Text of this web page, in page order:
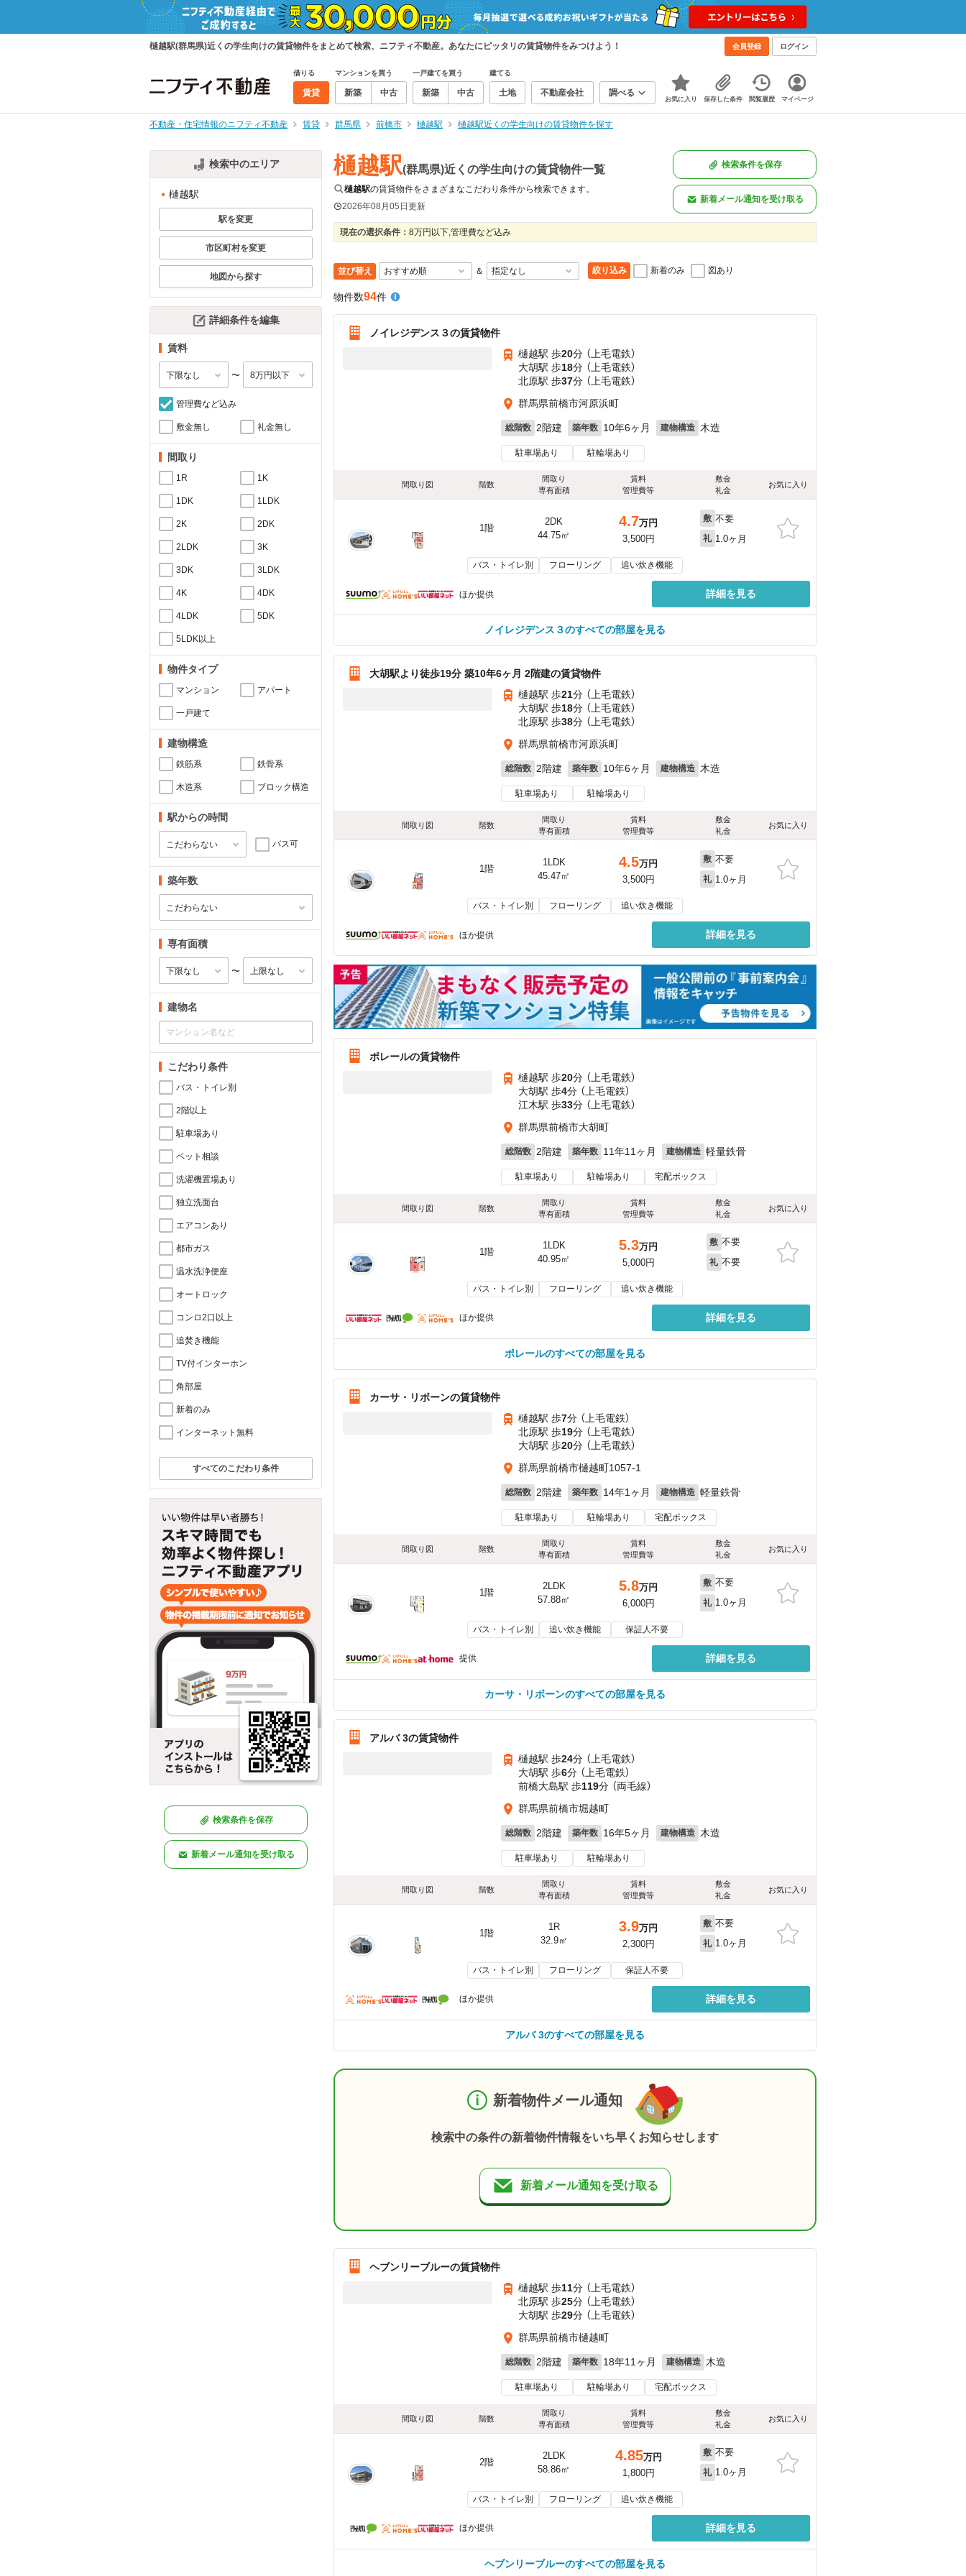
樋越駅(群馬県)近くの学生向けの賃貸物件をまとめて検索、ニフティ不動産。あなたにピッタリの賃貸物件をみつけよう！ 会員登録 ログイン
借りる
賃貸
マンションを買う
新築 中古
一戸建てを買う
新築 中古
建てる
土地 不動産会社 調べる
お気に入り 保存した条件 閲覧履歴 マイページ
不動産・住宅情報のニフティ不動産 賃貸 群馬県 前橋市 樋越駅 樋越駅近くの学生向けの賃貸物件を探す
検索中のエリア
樋越駅
駅を変更
市区町村を変更
地図から探す
詳細条件を編集
賃料
〜
管理費など込み
敷金無し 礼金無し
間取り
1R 1K
1DK 1LDK
2K 2DK
2LDK 3K
3DK 3LDK
4K 4DK
4LDK 5DK
5LDK以上
物件タイプ
マンション アパート
一戸建て
建物構造
鉄筋系 鉄骨系
木造系 ブロック構造
駅からの時間
バス可
築年数
専有面積
〜
建物名
こだわり条件
バス・トイレ別
2階以上
駐車場あり
ペット相談
洗濯機置場あり
独立洗面台
エアコンあり
都市ガス
温水洗浄便座
オートロック
コンロ2口以上
追焚き機能
TV付インターホン
角部屋
新着のみ
インターネット無料
すべてのこだわり条件
検索条件を保存
新着メール通知を受け取る
樋越駅(群馬県)近くの学生向けの賃貸物件一覧
樋越駅の賃貸物件をさまざまなこだわり条件から検索できます。
2026年08月05日更新
検索条件を保存
新着メール通知を受け取る
現在の選択条件： 8万円以下,管理費など込み
並び替え ＆ 絞り込み 新着のみ 図あり
物件数94件
ノイレジデンス３の賃貸物件
樋越駅 歩20分 （上毛電鉄）
大胡駅 歩18分 （上毛電鉄）
北原駅 歩37分 （上毛電鉄）
群馬県前橋市河原浜町
総階数 2階建 築年数 10年6ヶ月 建物構造 木造
駐車場あり 駐輪場あり
間取り図 階数
間取り
専有面積
賃料
管理費等
敷金
礼金
お気に入り
1階
2DK
44.75㎡
4.7万円
3,500円
敷 不要
礼 1.0ヶ月
バス・トイレ別 フローリング 追い炊き機能
ほか提供 詳細を見る
ノイレジデンス３のすべての部屋を見る
大胡駅より徒歩19分 築10年6ヶ月 2階建の賃貸物件
樋越駅 歩21分 （上毛電鉄）
大胡駅 歩18分 （上毛電鉄）
北原駅 歩38分 （上毛電鉄）
群馬県前橋市河原浜町
総階数 2階建 築年数 10年6ヶ月 建物構造 木造
駐車場あり 駐輪場あり
間取り図 階数
間取り
専有面積
賃料
管理費等
敷金
礼金
お気に入り
1階
1LDK
45.47㎡
4.5万円
3,500円
敷 不要
礼 1.0ヶ月
バス・トイレ別 フローリング 追い炊き機能
ほか提供 詳細を見る
ポレールの賃貸物件
樋越駅 歩20分 （上毛電鉄）
大胡駅 歩4分 （上毛電鉄）
江木駅 歩33分 （上毛電鉄）
群馬県前橋市大胡町
総階数 2階建 築年数 11年11ヶ月 建物構造 軽量鉄骨
駐車場あり 駐輪場あり 宅配ボックス
間取り図 階数
間取り
専有面積
賃料
管理費等
敷金
礼金
お気に入り
1階
1LDK
40.95㎡
5.3万円
5,000円
敷 不要
礼 不要
バス・トイレ別 フローリング 追い炊き機能
ほか提供 詳細を見る
ポレールのすべての部屋を見る
カーサ・リボーンの賃貸物件
樋越駅 歩7分 （上毛電鉄）
北原駅 歩19分 （上毛電鉄）
大胡駅 歩20分 （上毛電鉄）
群馬県前橋市樋越町1057-1
総階数 2階建 築年数 14年1ヶ月 建物構造 軽量鉄骨
駐車場あり 駐輪場あり 宅配ボックス
間取り図 階数
間取り
専有面積
賃料
管理費等
敷金
礼金
お気に入り
1階
2LDK
57.88㎡
5.8万円
6,000円
敷 不要
礼 1.0ヶ月
バス・トイレ別 追い炊き機能 保証人不要
提供 詳細を見る
カーサ・リボーンのすべての部屋を見る
アルバ 3の賃貸物件
樋越駅 歩24分 （上毛電鉄）
大胡駅 歩6分 （上毛電鉄）
前橋大島駅 歩119分 （両毛線）
群馬県前橋市堀越町
総階数 2階建 築年数 16年5ヶ月 建物構造 木造
駐車場あり 駐輪場あり
間取り図 階数
間取り
専有面積
賃料
管理費等
敷金
礼金
お気に入り
1階
1R
32.9㎡
3.9万円
2,300円
敷 不要
礼 1.0ヶ月
バス・トイレ別 フローリング 保証人不要
ほか提供 詳細を見る
アルバ 3のすべての部屋を見る
新着物件メール通知
検索中の条件の新着物件情報をいち早くお知らせします
新着メール通知を受け取る
ヘブンリーブルーの賃貸物件
樋越駅 歩11分 （上毛電鉄）
北原駅 歩25分 （上毛電鉄）
大胡駅 歩29分 （上毛電鉄）
群馬県前橋市樋越町
総階数 2階建 築年数 18年11ヶ月 建物構造 木造
駐車場あり 駐輪場あり 宅配ボックス
間取り図 階数
間取り
専有面積
賃料
管理費等
敷金
礼金
お気に入り
2階
2LDK
58.86㎡
4.85万円
1,800円
敷 不要
礼 1.0ヶ月
バス・トイレ別 フローリング 追い炊き機能
ほか提供 詳細を見る
ヘブンリーブルーのすべての部屋を見る